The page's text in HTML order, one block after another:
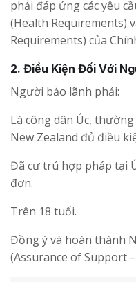
phải đáp ứng các yêu
(Health Requirements)
Requirements) của
2. Điều Kiện Đối Với
Người bảo lãnh phải:
Là công dân Úc,
New Zealand đủ điều
Đã cư trú hợp pháp tại
đơn.
Trên 18 tuổi.
Đồng ý và hoàn thành
(Assurance of Support –